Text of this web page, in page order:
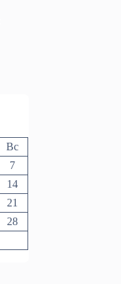
Вс
7
14
21
28